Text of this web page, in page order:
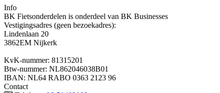
Info
BK Fietsonderdelen is onderdeel van BK Businesses
Vestigingsadres (geen bezoekadres):
Lindenlaan 20
3862EM Nijkerk
KvK-nummer: 81315201
Btw-nummer: NL862046038B01
IBAN: NL64 RABO 0363 2123 96
Contact